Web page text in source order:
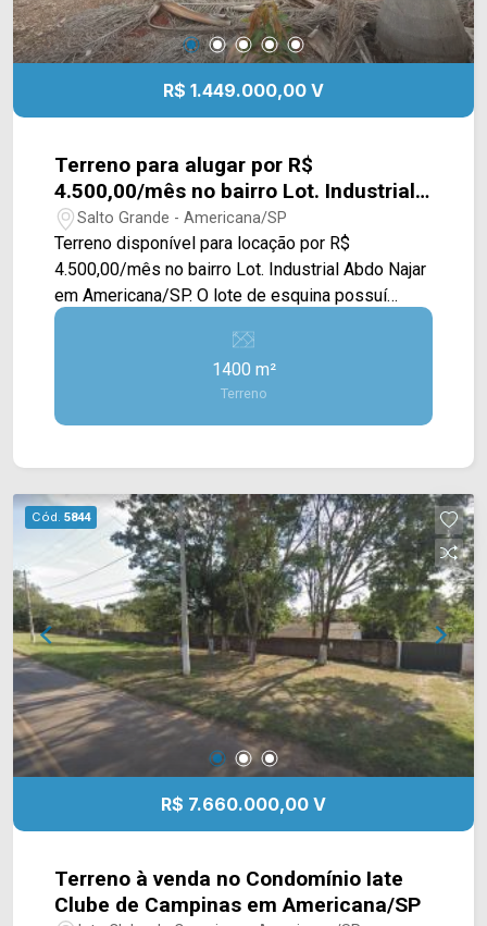
R$ 1.449.000,00 V
Terreno para alugar por R$
4.500,00/mês no bairro Lot. Industrial
Abdo Najar em Americana/SP.
Salto Grande - Americana/SP
Terreno disponível para locação por R$
4.500,00/mês no bairro Lot. Industrial Abdo Najar
em Americana/SP. O lote de esquina possuí
1.400m² de área. Localizado em uma região com
grande participação de empresas, entre à rodovia
Anhanguera e Av. Nicolau Abdo Najar, próximo à
pontos de ônibus e postos de gasolina. Para
saber mais sobre o imóvel ou para agendar uma
3475-4546
1400 m²
Terreno
Cód. 5844
R$ 7.660.000,00 V
Terreno à venda no Condomínio Iate
Clube de Campinas em Americana/SP